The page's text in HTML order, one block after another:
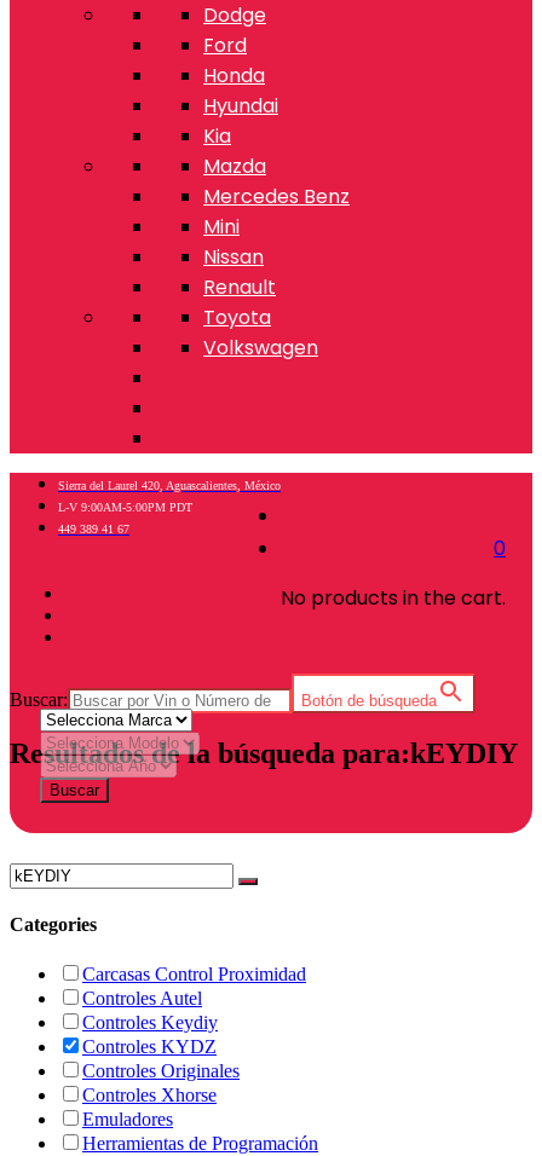
Dodge
Ford
Honda
Hyundai
Kia
Mazda
Mercedes Benz
Mini
Nissan
Renault
Toyota
Volkswagen
0
No products in the cart.
Sierra del Laurel 420, Aguascalientes, México
L-V 9:00AM-5:00PM PDT
449 389 41 67
Buscar: Botón de búsqueda
Resultados de la búsqueda para:kEYDIY
Buscar
Categories
Carcasas Control Proximidad
Controles Autel
Controles Keydiy
Controles KYDZ
Controles Originales
Controles Xhorse
Emuladores
Herramientas de Programación